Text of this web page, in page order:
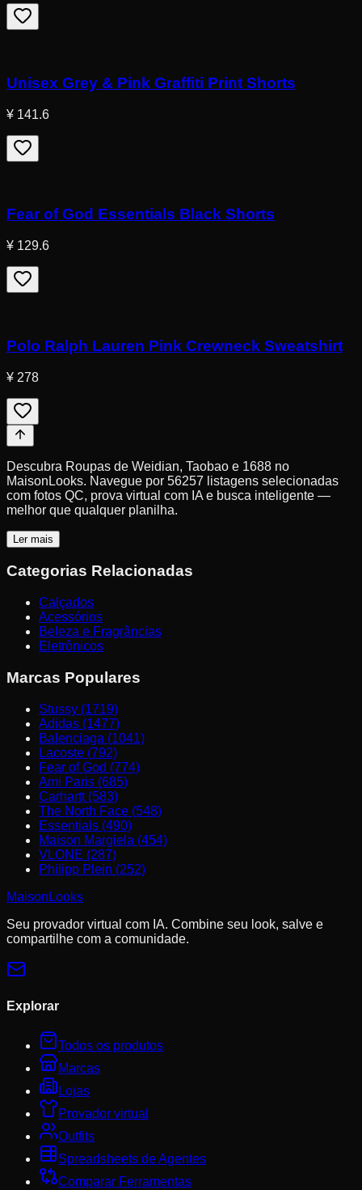
Unisex Grey & Pink Graffiti Print Shorts
¥ 141.6
Fear of God Essentials Black Shorts
¥ 129.6
Polo Ralph Lauren Pink Crewneck Sweatshirt
¥ 278
Descubra Roupas de Weidian, Taobao e 1688 no
MaisonLooks. Navegue por 56257 listagens selecionadas
com fotos QC, prova virtual com IA e busca inteligente —
melhor que qualquer planilha.
Ler mais
Categorias Relacionadas
Calçados
Acessórios
Beleza e Fragrâncias
Eletrônicos
Marcas Populares
Stussy (1719)
Adidas (1477)
Balenciaga (1041)
Lacoste (792)
Fear of God (774)
Ami Paris (685)
Carhartt (583)
The North Face (548)
Essentials (490)
Maison Margiela (454)
VLONE (287)
Philipp Plein (252)
MaisonLooks
Seu provador virtual com IA. Combine seu look, salve e
compartilhe com a comunidade.
Explorar
Todos os produtos
Marcas
Lojas
Provador virtual
Outfits
Spreadsheets de Agentes
Comparar Ferramentas